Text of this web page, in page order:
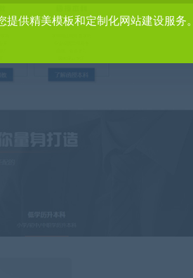
提供精美模板和定制化网站建设服务。